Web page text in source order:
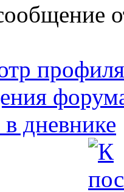
профиля
дневнике